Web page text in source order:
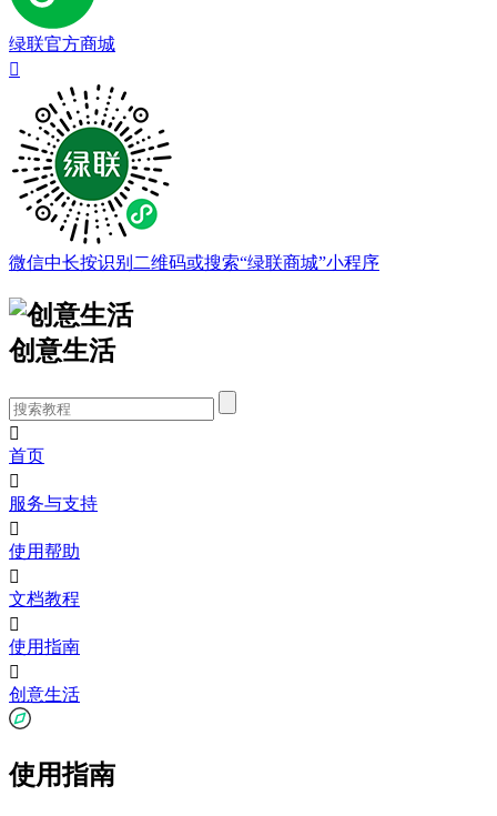
绿联官方商城

微信中长按识别二维码或搜索“绿联商城”小程序
创意生活

首页

服务与支持

使用帮助

文档教程

使用指南

创意生活
使用指南